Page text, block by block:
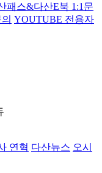
패스&다산E북 1:1문
YOUTUBE 전용자
연혁 다산뉴스 오시